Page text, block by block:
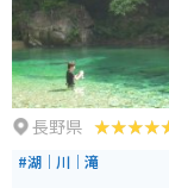
長野県
#湖｜川｜滝